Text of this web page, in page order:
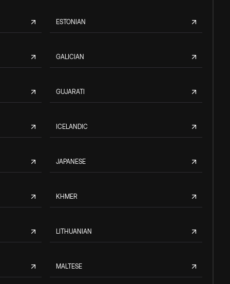
ESTONIAN
GALICIAN
GUJARATI
ICELANDIC
JAPANESE
KHMER
LITHUANIAN
MALTESE